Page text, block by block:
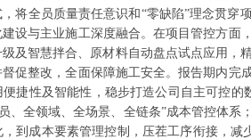
将全员质量责任意识和“零缺陷”理念贯
设与主业施工深度融合。在项目管控方
及智慧拌合、原材料自动盘点试点应用
促整改，全面保障施工安全。报告期内
捷性及智能性，稳步打造公司自主可控
、全领域、全场景、全链条”成本管控体
到成本要素管理控制，压茬工序衔接，